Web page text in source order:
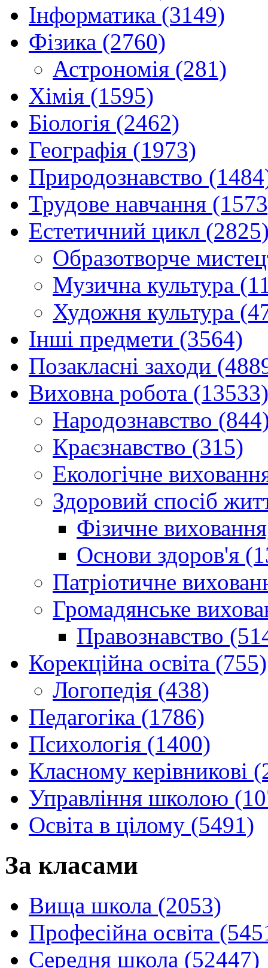
Інформатика (3149)
Фізика (2760)
Астрономія (281)
Хімія (1595)
Біологія (2462)
Географія (1973)
Природознавство
Трудове навчання
Естетичний цикл
Образотворче
Музична культура
Художня культура
Інші предмети (3564)
Позакласні заходи
Виховна робота (13533)
Народознавство
Краєзнавство (315)
Екологічне
Здоровий спосіб
Фізичне
Основи здоров'я
Патріотичне
Громадянське
Правознавство
Корекційна освіта (755)
Логопедія (438)
Педагогіка (1786)
Психологія (1400)
Класному керівникові
Управління школою
Освіта в цілому (5491)
За класами
Вища школа (2053)
Професійна освіта
Середня школа (52447)